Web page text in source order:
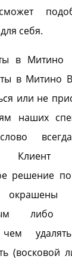
себя.
в
в Митино
или не
наших
Клиент
решение
либо
чем
(восковой